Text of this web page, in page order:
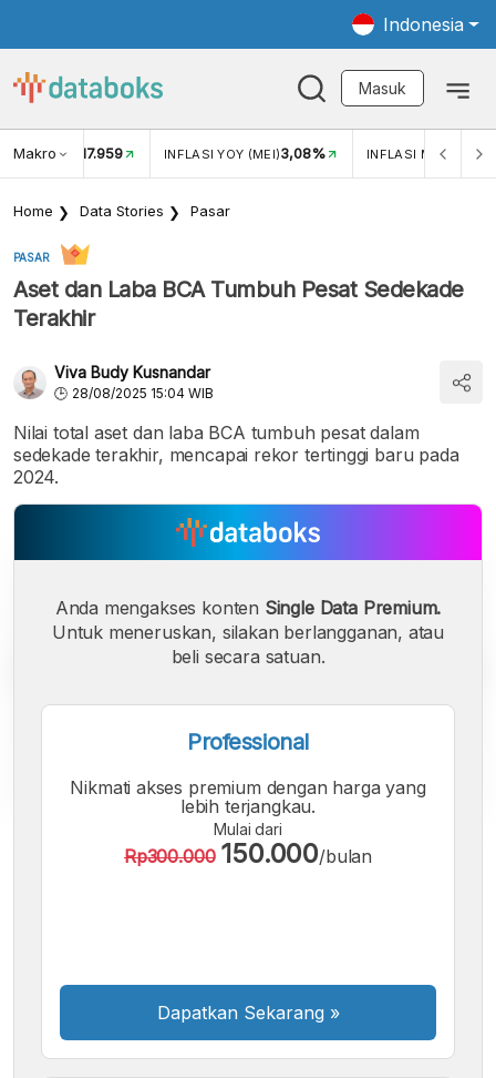
Indonesia
Masuk
Makro
USD/IDR 17.959 INFLASI YOY (MEI)3,08% INFLASI MOM (MEI)
Home Data Stories Pasar
PASAR
Aset dan Laba BCA Tumbuh Pesat Sedekade
Terakhir
Viva Budy Kusnandar
28/08/2025 15:04 WIB
Nilai total aset dan laba BCA tumbuh pesat dalam
sedekade terakhir, mencapai rekor tertinggi baru pada
2024.
Font
A
Font
A
Font
Anda mengakses konten Single Data Premium.
Untuk meneruskan, silakan berlangganan, atau
beli secara satuan.
Professional
Nikmati akses premium dengan harga yang
lebih terjangkau.
Mulai dari
Rp300.000 150.000/bulan
Dapatkan Sekarang »